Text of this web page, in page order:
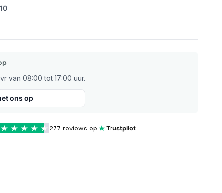
van 08:00 tot 17:00 uur.
ons op
277 reviews op Trustpilot